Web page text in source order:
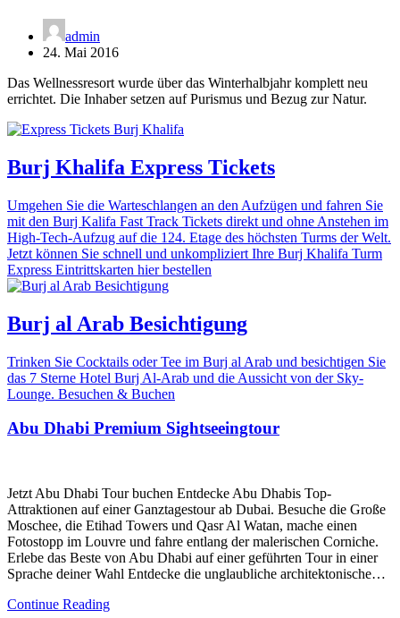
admin
24. Mai 2016
Das Wellnessresort wurde über das Winterhalbjahr komplett neu
errichtet. Die Inhaber setzen auf Purismus und Bezug zur Natur.
Burj Khalifa Express Tickets
Umgehen Sie die Warteschlangen an den Aufzügen und fahren Sie
mit den Burj Kalifa Fast Track Tickets direkt und ohne Anstehen im
High-Tech-Aufzug auf die 124. Etage des höchsten Turms der Welt.
Jetzt können Sie schnell und unkompliziert Ihre Burj Khalifa Turm
Express Eintrittskarten hier bestellen
Burj al Arab Besichtigung
Trinken Sie Cocktails oder Tee im Burj al Arab und besichtigen Sie
das 7 Sterne Hotel Burj Al-Arab und die Aussicht von der Sky-
Lounge. Besuchen & Buchen
Abu Dhabi Premium Sightseeingtour
Jetzt Abu Dhabi Tour buchen Entdecke Abu Dhabis Top-
Attraktionen auf einer Ganztagestour ab Dubai. Besuche die Große
Moschee, die Etihad Towers und Qasr Al Watan, mache einen
Fotostopp im Louvre und fahre entlang der malerischen Corniche.
Erlebe das Beste von Abu Dhabi auf einer geführten Tour in einer
Sprache deiner Wahl Entdecke die unglaubliche architektonische…
Continue Reading